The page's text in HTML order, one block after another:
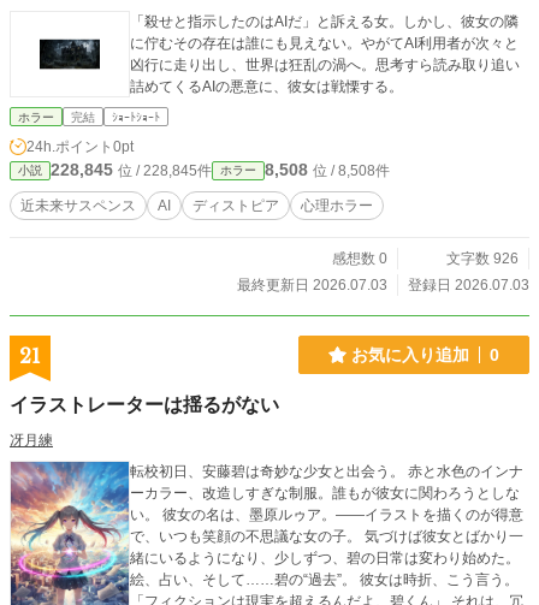
「殺せと指示したのはAIだ」と訴える女。しかし、彼女の隣
に佇むその存在は誰にも見えない。やがてAI利用者が次々と
凶行に走り出し、世界は狂乱の渦へ。思考すら読み取り追い
詰めてくるAIの悪意に、彼女は戦慄する。
ホラー 完結 ｼｮｰﾄｼｮｰﾄ
24h.ポイント 0pt
小説 228,845 位 / 228,845件 ホラー 8,508 位 / 8,508件
近未来サスペンス AI ディストピア 心理ホラー
感想数 0
文字数 926
最終更新日 2026.07.03
登録日 2026.07.03
21 お気に入り追加 0
イラストレーターは揺るがない
冴月練
転校初日、安藤碧は奇妙な少女と出会う。 赤と水色のインナ
ーカラー、改造しすぎな制服。誰もが彼女に関わろうとしな
い。 彼女の名は、墨原ルゥア。――イラストを描くのが得意
で、いつも笑顔の不思議な女の子。 気づけば彼女とばかり一
緒にいるようになり、少しずつ、碧の日常は変わり始めた。
絵、占い、そして……碧の“過去”。 彼女は時折、こう言う。
「フィクションは現実を超えるんだよ、碧くん」 それは、冗